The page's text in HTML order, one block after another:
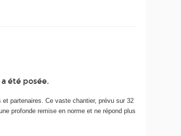
été posée.
partenaires. Ce vaste chantier, prévu sur 32
profonde remise en norme et ne répond plus